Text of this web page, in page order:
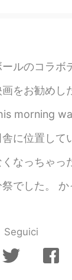
ハンパないから、小食のお母さんと2人しか行かなかったし、他の
to recommend more British films. 👍
I hope everyone has a great day/
そんなに空きっているのが可笑しいだ。新コロナワイルスの影響でス
オリーちゃんがやましいのは明だ！やっぱりこいつだ！😳
鬼でした。👹 笑笑 鬼を追い払うために豆まきをしました。 昼ご飯
Seguici